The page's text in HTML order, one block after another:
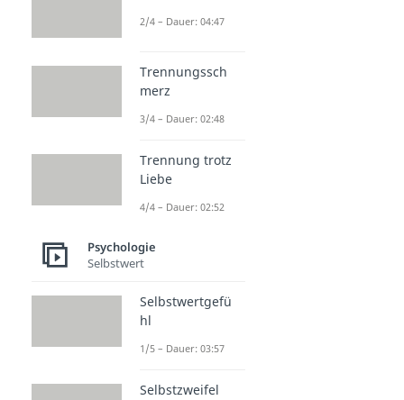
2/4 – Dauer: 04:47
Trennungssch
merz
3/4 – Dauer: 02:48
Trennung trotz
Liebe
4/4 – Dauer: 02:52
Psychologie
Selbstwert
Selbstwertgefü
hl
1/5 – Dauer: 03:57
Selbstzweifel